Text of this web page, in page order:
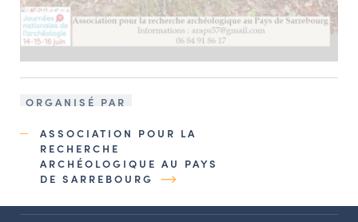
ORGANISÉ PAR
ASSOCIATION POUR LA
RECHERCHE
ARCHÉOLOGIQUE AU PAYS
DE SARREBOURG